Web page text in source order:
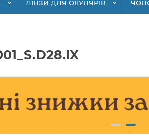
ЛІНЗИ ДЛЯ ОКУЛЯРІВ